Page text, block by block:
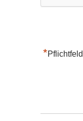
*Pflichtfeld